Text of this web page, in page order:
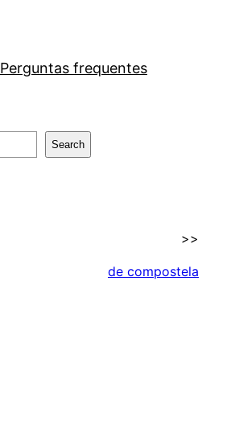
Perguntas frequentes
Search
>>
de compostela